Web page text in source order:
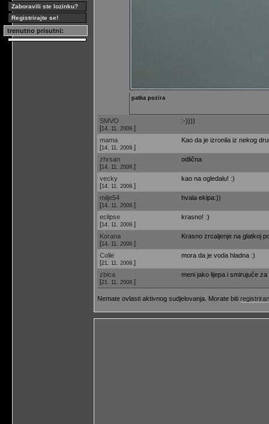
Zaboravili ste lozinku?
Registrirajte se!
trenutno prisutni:
patka pozira
SMVO
[14. 11. 2009. ]
:-))))
mama
[14. 11. 2009. ]
Kao da je izronila iz nekog
zhrsan
[14. 11. 2009. ]
odlična
vecky
[14. 11. 2009. ]
kao na ogledalu! :)
milje54
[14. 11. 2009. ]
hvala ekipa:))
eclipse
[14. 11. 2009. ]
krasno! :)
Korana
[14. 11. 2009. ]
Krasno zrcaljenje na glatkoj
Colle
[21. 11. 2009. ]
mora da je voda hladna :)
zbica
[21. 11. 2009. ]
meni jako lijepa i smirujuče za
Nemate ovlasti aktivnog sudjelovanja. Morate biti